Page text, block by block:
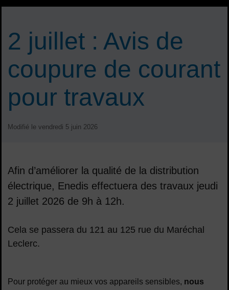
2 juillet : Avis de
coupure de courant
pour travaux
Modifié le vendredi 5 juin 2026
Afin d’améliorer la qualité de la distribution
électrique, Enedis effectuera des travaux jeudi
2 juillet 2026 de 9h à 12h.
Cela se passera du 121 au 125 rue du Maréchal
Leclerc.
Pour protéger au mieux vos appareils sensibles, nous